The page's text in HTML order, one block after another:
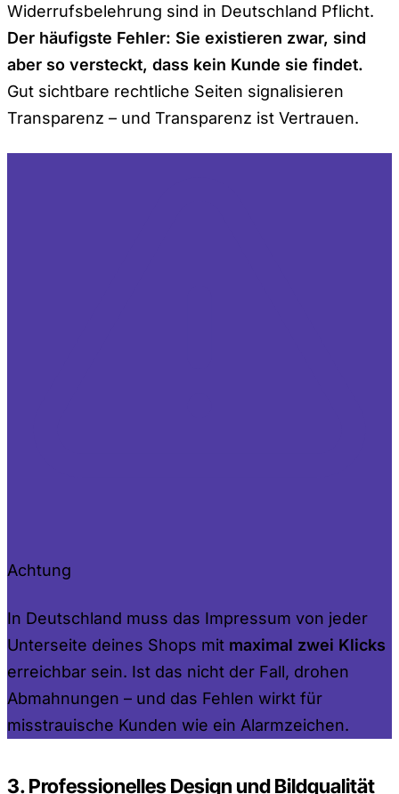
Widerrufsbelehrung sind in Deutschland Pflicht.
Der häufigste Fehler: Sie existieren zwar, sind
aber so versteckt, dass kein Kunde sie findet.
Gut sichtbare rechtliche Seiten signalisieren
Transparenz – und Transparenz ist Vertrauen.
Achtung
In Deutschland muss das Impressum von jeder
Unterseite deines Shops mit maximal zwei Klicks
erreichbar sein. Ist das nicht der Fall, drohen
Abmahnungen – und das Fehlen wirkt für
misstrauische Kunden wie ein Alarmzeichen.
3. Professionelles Design und Bildqualität